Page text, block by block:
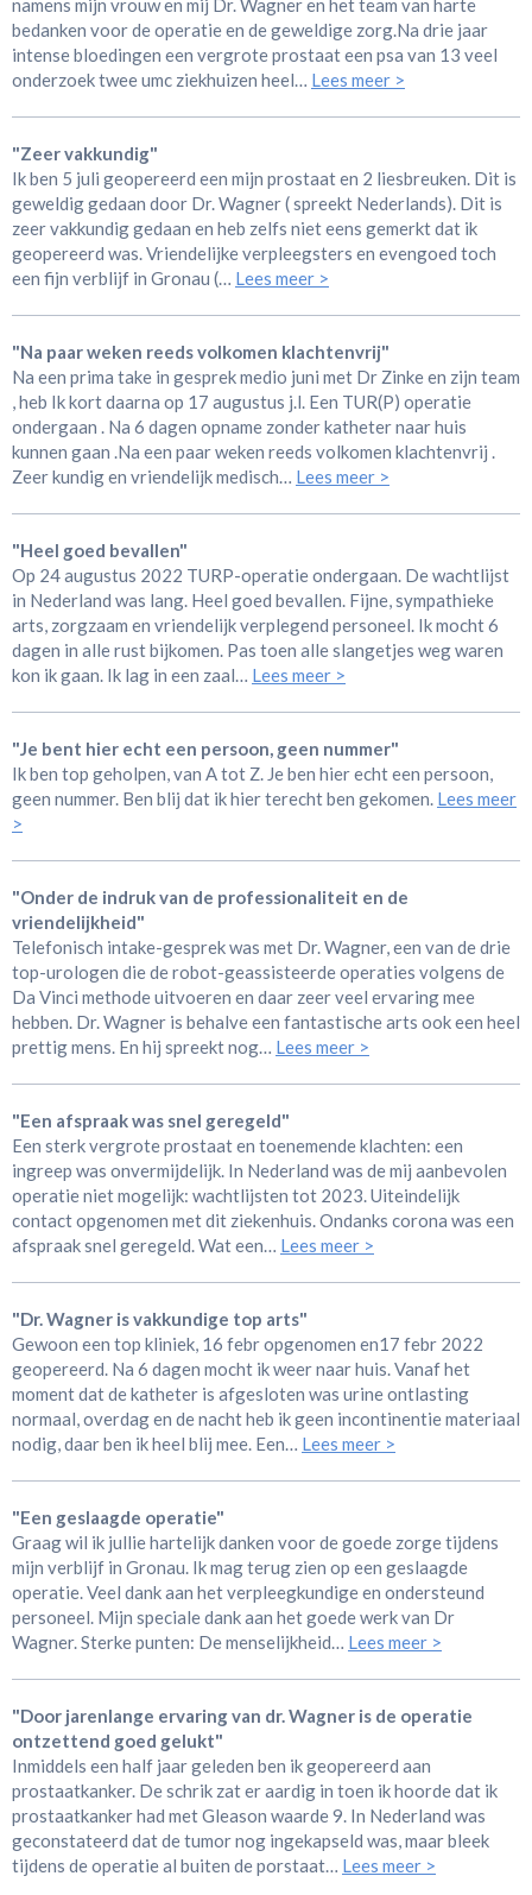
bedanken voor de operatie en de geweldige zorg.Na drie jaar
intense bloedingen een vergrote prostaat een psa van 13 veel
onderzoek twee umc ziekhuizen heel… Lees meer >
"Zeer vakkundig"
Ik ben 5 juli geopereerd een mijn prostaat en 2 liesbreuken. Dit is
geweldig gedaan door Dr. Wagner ( spreekt Nederlands). Dit is
zeer vakkundig gedaan en heb zelfs niet eens gemerkt dat ik
geopereerd was. Vriendelijke verpleegsters en evengoed toch
een fijn verblijf in Gronau (… Lees meer >
"Na paar weken reeds volkomen klachtenvrij"
Na een prima take in gesprek medio juni met Dr Zinke en zijn team
, heb Ik kort daarna op 17 augustus j.l. Een TUR(P) operatie
ondergaan . Na 6 dagen opname zonder katheter naar huis
kunnen gaan .Na een paar weken reeds volkomen klachtenvrij .
Zeer kundig en vriendelijk medisch… Lees meer >
"Heel goed bevallen"
Op 24 augustus 2022 TURP-operatie ondergaan. De wachtlijst
in Nederland was lang. Heel goed bevallen. Fijne, sympathieke
arts, zorgzaam en vriendelijk verplegend personeel. Ik mocht 6
dagen in alle rust bijkomen. Pas toen alle slangetjes weg waren
kon ik gaan. Ik lag in een zaal… Lees meer >
"Je bent hier echt een persoon, geen nummer"
Ik ben top geholpen, van A tot Z. Je ben hier echt een persoon,
geen nummer. Ben blij dat ik hier terecht ben gekomen. Lees meer
>
"Onder de indruk van de professionaliteit en de
vriendelijkheid"
Telefonisch intake-gesprek was met Dr. Wagner, een van de drie
top-urologen die de robot-geassisteerde operaties volgens de
Da Vinci methode uitvoeren en daar zeer veel ervaring mee
hebben. Dr. Wagner is behalve een fantastische arts ook een heel
prettig mens. En hij spreekt nog… Lees meer >
"Een afspraak was snel geregeld"
Een sterk vergrote prostaat en toenemende klachten: een
ingreep was onvermijdelijk. In Nederland was de mij aanbevolen
operatie niet mogelijk: wachtlijsten tot 2023. Uiteindelijk
contact opgenomen met dit ziekenhuis. Ondanks corona was een
afspraak snel geregeld. Wat een… Lees meer >
"Dr. Wagner is vakkundige top arts"
Gewoon een top kliniek, 16 febr opgenomen en17 febr 2022
geopereerd. Na 6 dagen mocht ik weer naar huis. Vanaf het
moment dat de katheter is afgesloten was urine ontlasting
normaal, overdag en de nacht heb ik geen incontinentie materiaal
nodig, daar ben ik heel blij mee. Een… Lees meer >
"Een geslaagde operatie"
Graag wil ik jullie hartelijk danken voor de goede zorge tijdens
mijn verblijf in Gronau. Ik mag terug zien op een geslaagde
operatie. Veel dank aan het verpleegkundige en ondersteund
personeel. Mijn speciale dank aan het goede werk van Dr
Wagner. Sterke punten: De menselijkheid… Lees meer >
"Door jarenlange ervaring van dr. Wagner is de operatie
ontzettend goed gelukt"
Inmiddels een half jaar geleden ben ik geopereerd aan
prostaatkanker. De schrik zat er aardig in toen ik hoorde dat ik
prostaatkanker had met Gleason waarde 9. In Nederland was
geconstateerd dat de tumor nog ingekapseld was, maar bleek
tijdens de operatie al buiten de porstaat… Lees meer >